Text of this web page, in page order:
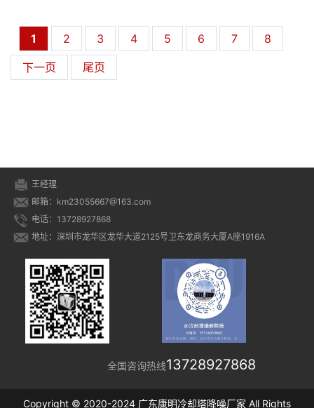
1 2 3 4 5 6 7 8
下一页 尾页
王经理
邮箱：km23055667@163.com
电话：13728927868
地址：深圳市龙华区龙华大道2125号卫东龙商务大厦A座1916A
全国咨询热线13728927868
Copyright © 2020-2024 广东康明冷却塔降噪厂家 All Rights